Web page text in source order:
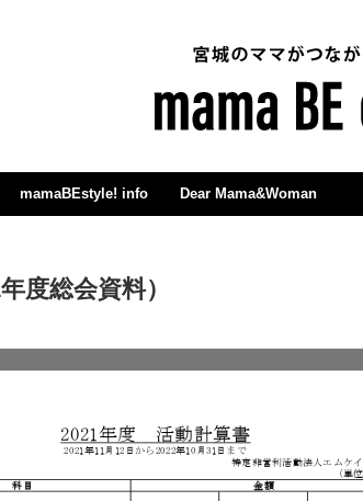
mamaBEstyle! info Dear Mama&Woman
度総会資料）